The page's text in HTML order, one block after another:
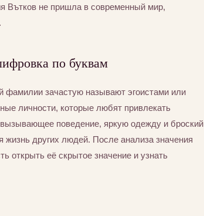
Вътков не пришла в современный мир,
по буквам
фамилии зачастую называют эгоистами или
личности, которые любят привлекать
поведение, яркую одежду и броский
жизнь других людей. После анализа значения
открыть её скрытое значение и узнать